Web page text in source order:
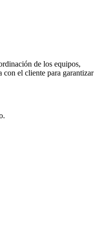
de los equipos,
con el cliente para garantizar